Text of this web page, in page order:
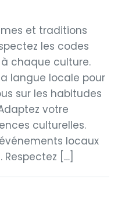
et traditions
les codes
chaque culture.
langue locale pour
sur les habitudes
votre
culturelles.
locaux
[…]